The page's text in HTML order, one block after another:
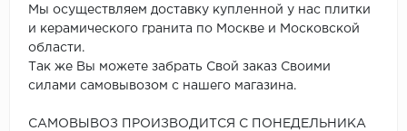
Мы осуществляем доставку купленной у нас плитки
и керамического гранита по Москве и Московской
области.
Так же Вы можете забрать Свой заказ Своими
силами самовывозом с нашего магазина.
САМОВЫВОЗ ПРОИЗВОДИТСЯ С ПОНЕДЕЛЬНИКА